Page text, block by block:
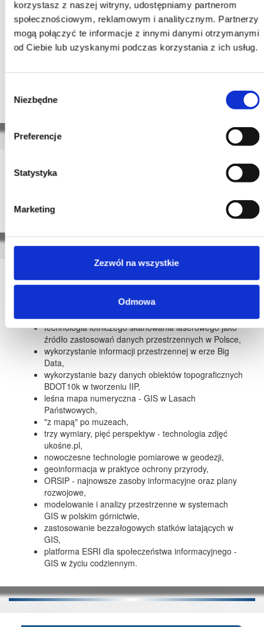
korzystasz z naszej witryny, udostępniamy partnerom
społecznościowym, reklamowym i analitycznym. Partnerzy
mogą połączyć te informacje z innymi danymi otrzymanymi
od Ciebie lub uzyskanymi podczas korzystania z ich usług.
zgody
Niezbędne
Preferencje
Statystyka
Marketing
Zezwól na wszystkie
Odmowa
Program konferencji.pdf
Problematyka konferencji
technologia lotniczego skanowania laserowego jako
źródło zastosowań danych przestrzennych w Polsce,
wykorzystanie informacji przestrzennej w erze Big
Data,
wykorzystanie bazy danych obiektów topograficznych
BDOT10k w tworzeniu IIP,
leśna mapa numeryczna - GIS w Lasach
Państwowych,
"z mapą" po muzeach,
trzy wymiary, pięć perspektyw - technologia zdjęć
ukośne.pl,
nowoczesne technologie pomiarowe w geodezji,
geoinformacja w praktyce ochrony przyrody,
ORSIP - najnowsze zasoby informacyjne oraz plany
rozwojowe,
modelowanie i analizy przestrzenne w systemach
GIS w polskim górnictwie,
zastosowanie bezzałogowych statków latających w
GIS,
platforma ESRI dla społeczeństwa informacyjnego -
GIS w życiu codziennym.